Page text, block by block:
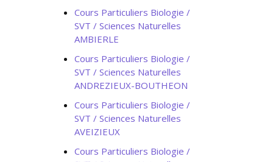
Cours Particuliers Biologie /
SVT / Sciences Naturelles
AMBIERLE
Cours Particuliers Biologie /
SVT / Sciences Naturelles
ANDREZIEUX-BOUTHEON
Cours Particuliers Biologie /
SVT / Sciences Naturelles
AVEIZIEUX
Cours Particuliers Biologie /